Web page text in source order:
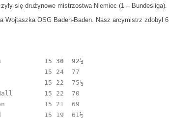
się drużynowe mistrzostwa Niemiec (1 – Bundesliga).
Wojtaszka OSG Baden-Baden. Nasz arcymistrz zdobył 6
15 30  92½
15 24  77
15 22  75½
Hall        15 22  70
15 21  69
15 19  61½